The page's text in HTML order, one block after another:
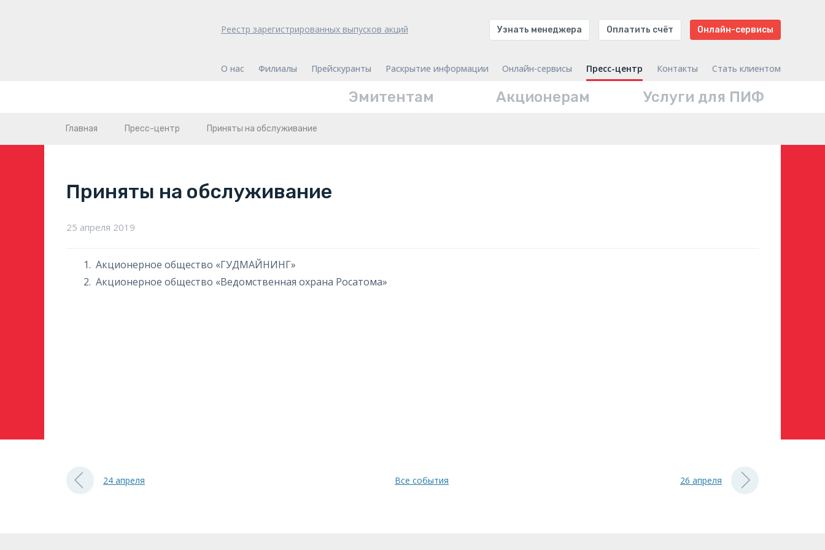
Реестр зарегистрированных выпусков акций Узнать менеджера Оплатить счёт Онлайн-сервисы
О нас Филиалы Прейскуранты Раскрытие информации Онлайн-сервисы Пресс-центр Контакты Стать клиентом
Эмитентам Акционерам Услуги для ПИФ
Главная Пресс-центр Приняты на обслуживание
Приняты на обслуживание
25 апреля 2019
Акционерное общество «ГУДМАЙНИНГ»
Акционерное общество «Ведомственная охрана Росатома»
24 апреля Все события 26 апреля